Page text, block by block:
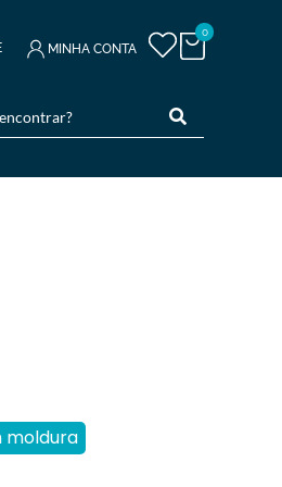
MINHA CONTA
0
moldura